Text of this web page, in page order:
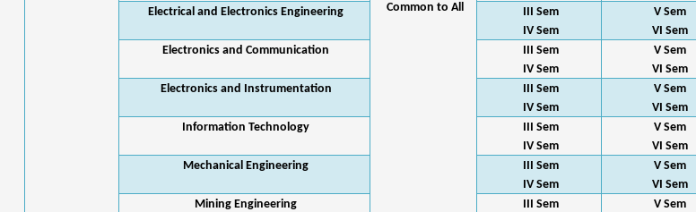
Common to All
Electrical and Electronics Engineering
III Sem
IV Sem
V Sem
VI Sem
Electronics and Communication
III Sem
IV Sem
V Sem
VI Sem
Electronics and Instrumentation
III Sem
IV Sem
V Sem
VI Sem
Information Technology
III Sem
IV Sem
V Sem
VI Sem
Mechanical Engineering
III Sem
IV Sem
V Sem
VI Sem
Mining Engineering
III Sem
V Sem